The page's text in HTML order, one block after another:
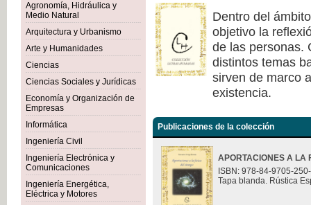
Agronomía, Hidráulica y
Medio Natural
Arquitectura y Urbanismo
Arte y Humanidades
Ciencias
Ciencias Sociales y Jurídicas
Economía y Organización de
Empresas
Informática
Ingeniería Civil
Ingeniería Electrónica y
Comunicaciones
Ingeniería Energética,
Eléctrica y Motores
Dentro del
objetivo la
de las personas.
distintos temas
sirven de marco
existencia.
Publicaciones de la colección
APORTACIONES A LA
ISBN: 978-84-9705-
Tapa blanda. Rústica